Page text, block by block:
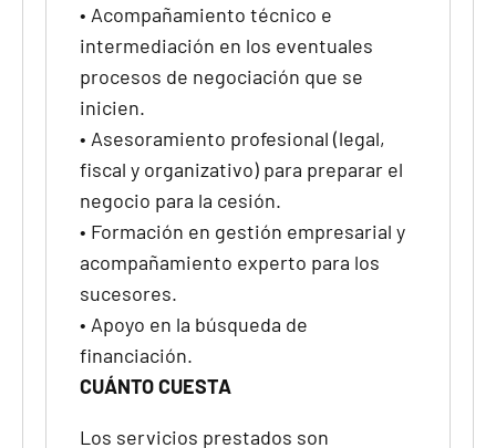
• Acompañamiento técnico e
intermediación en los eventuales
procesos de negociación que se
inicien.
• Asesoramiento profesional (legal,
fiscal y organizativo) para preparar el
negocio para la cesión.
• Formación en gestión empresarial y
acompañamiento experto para los
sucesores.
• Apoyo en la búsqueda de
financiación.
CUÁNTO CUESTA
Los servicios prestados son